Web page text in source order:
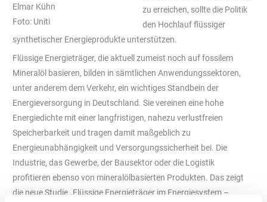
Elmar Kühn
Foto: Uniti
zu erreichen, sollte die Politik
den Hochlauf flüssiger
synthetischer Energieprodukte unterstützen.
Flüssige Energieträger, die aktuell zumeist noch auf fossilem
Mineralöl basieren, bilden in sämtlichen Anwendungssektoren,
unter anderem dem Verkehr, ein wichtiges Standbein der
Energieversorgung in Deutschland. Sie vereinen eine hohe
Energiedichte mit einer langfristigen, nahezu verlustfreien
Speicherbarkeit und tragen damit maßgeblich zu
Energieunabhängigkeit und Versorgungssicherheit bei. Die
Industrie, das Gewerbe, der Bausektor oder die Logistik
profitieren ebenso von mineralölbasierten Produkten. Das zeigt
die neue Studie „Flüssige Energieträger im Energiesystem –